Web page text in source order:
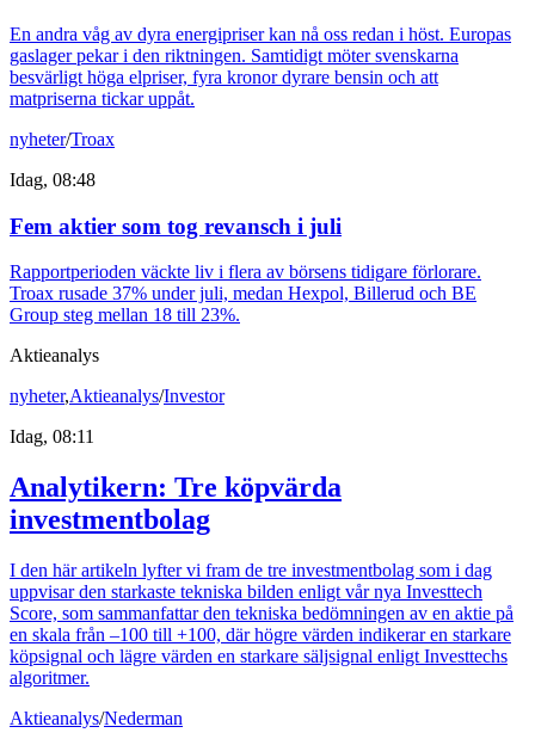
En andra våg av dyra energipriser kan nå oss redan i höst. Europas
gaslager pekar i den riktningen. Samtidigt möter svenskarna
besvärligt höga elpriser, fyra kronor dyrare bensin och att
matpriserna tickar uppåt.
nyheter/Troax
Idag, 08:48
Fem aktier som tog revansch i juli
Rapportperioden väckte liv i flera av börsens tidigare förlorare.
Troax rusade 37% under juli, medan Hexpol, Billerud och BE
Group steg mellan 18 till 23%.
Aktieanalys
nyheter,Aktieanalys/Investor
Idag, 08:11
Analytikern: Tre köpvärda
investmentbolag
I den här artikeln lyfter vi fram de tre investmentbolag som i dag
uppvisar den starkaste tekniska bilden enligt vår nya Investtech
Score, som sammanfattar den tekniska bedömningen av en aktie på
en skala från –100 till +100, där högre värden indikerar en starkare
köpsignal och lägre värden en starkare säljsignal enligt Investtechs
algoritmer.
Aktieanalys/Nederman